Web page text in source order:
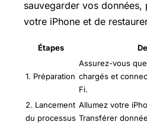
sauvegarder vos données,
votre iPhone et de
Étapes
1. Préparation
Assurez-vous
chargés et
Fi.
2. Lancement
du processus
Allumez votre
Transférer